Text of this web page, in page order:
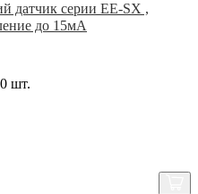
датчик серии EE-SX ,
до 15мА
шт.